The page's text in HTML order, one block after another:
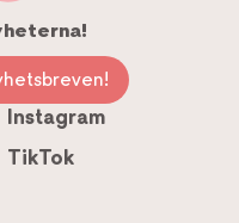
Instagram
TikTok